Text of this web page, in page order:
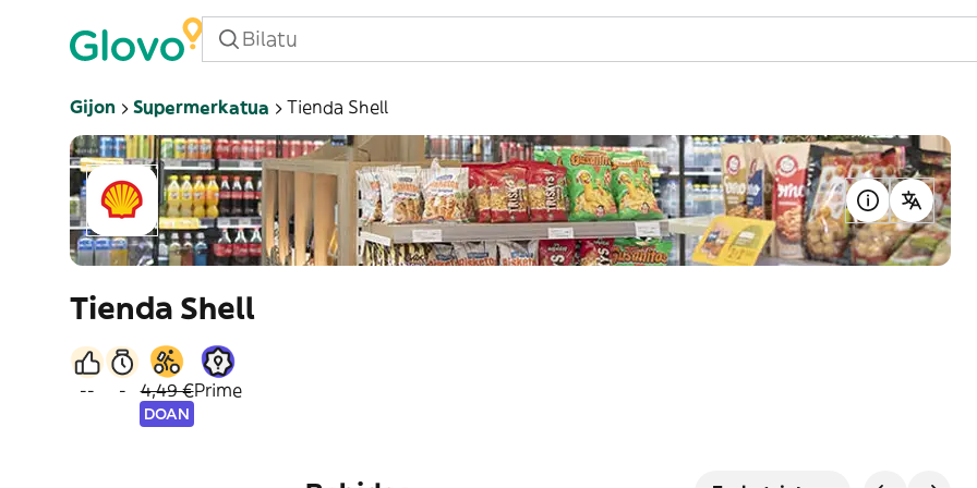
Gijon Supermerkatua Tienda Shell
Tienda Shell
-- - 4,49 €
DOAN
Prime